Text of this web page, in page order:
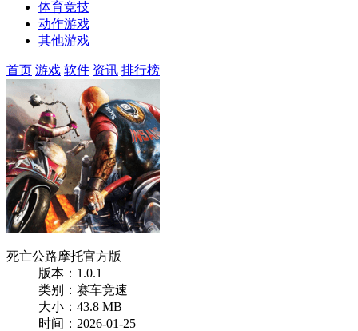
体育竞技
动作游戏
其他游戏
首页 游戏 软件 资讯 排行榜
死亡公路摩托官方版
版本：1.0.1
类别：赛车竞速
大小：43.8 MB
时间：2026-01-25